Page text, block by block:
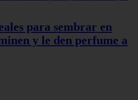
para sembrar en
y le den perfume a